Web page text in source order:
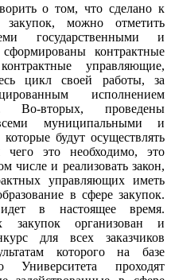
о том, что сделано к
можно отметить
государственными и
контрактные
управляющие,
цикл своей работы, за
исполнением
Во-вторых, проведены
муниципальными и
будут осуществлять
это необходимо, это
числе и реализовать закон,
управляющих иметь
в сфере закупок.
в настоящее время.
закупок организован и
для всех заказчиков
которого на базе
Университета проходят